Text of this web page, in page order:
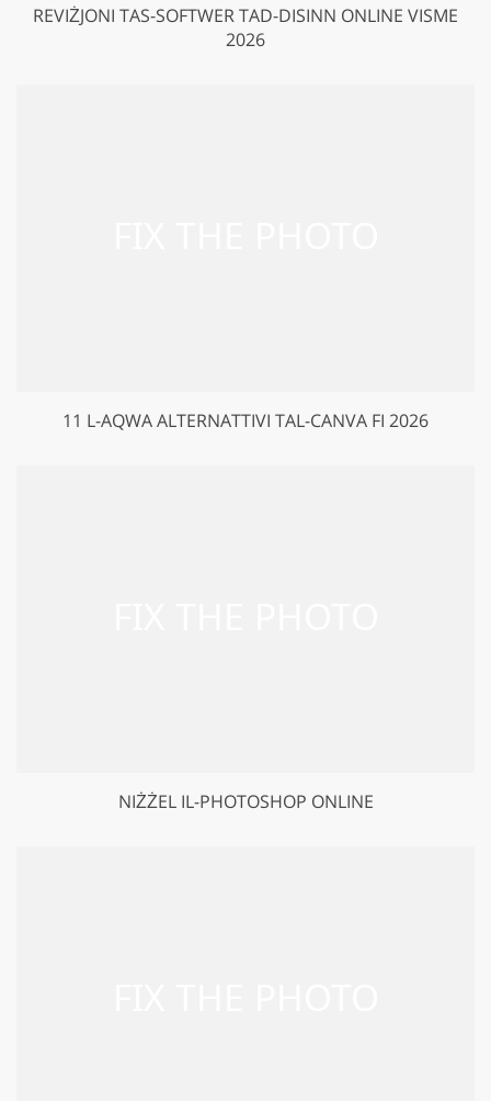
REVIŻJONI TAS-SOFTWER TAD-DISINN ONLINE VISME
2026
11 L-AQWA ALTERNATTIVI TAL-CANVA FI 2026
NIŻŻEL IL-PHOTOSHOP ONLINE